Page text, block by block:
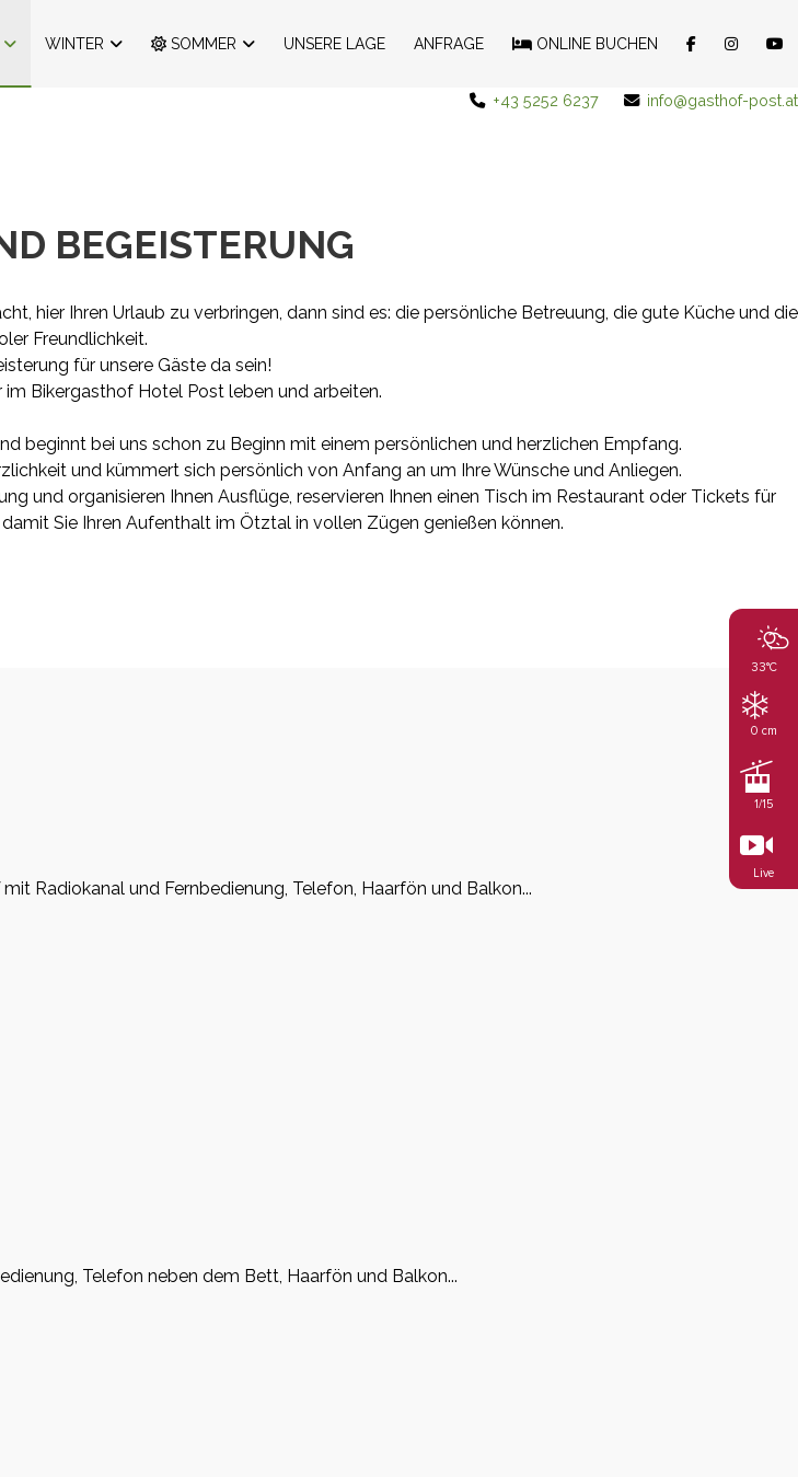
WINTER SOMMER UNSERE LAGE ANFRAGE ONLINE BUCHEN
+43 5252 6237 info@gasthof-post.at
BEGEISTERUNG
hier Ihren Urlaub zu verbringen, dann sind es: die persönliche Betreuung, die gute Küche und die
Freundlichkeit.
für unsere Gäste da sein!
Bikergasthof Hotel Post leben und arbeiten.
beginnt bei uns schon zu Beginn mit einem persönlichen und herzlichen Empfang.
und kümmert sich persönlich von Anfang an um Ihre Wünsche und Anliegen.
und organisieren Ihnen Ausflüge, reservieren Ihnen einen Tisch im Restaurant oder Tickets für
Sie Ihren Aufenthalt im Ötztal in vollen Zügen genießen können.
Radiokanal und Fernbedienung, Telefon, Haarfön und Balkon...
Telefon neben dem Bett, Haarfön und Balkon...
33°C
0 cm
1/15
Live